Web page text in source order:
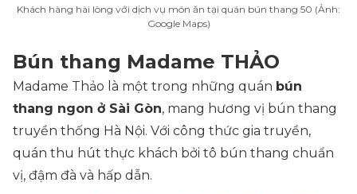
Khách hàng hài lòng với dịch vụ món ăn tại quán bún thang 50 (Ảnh:
Google Maps)
Bún thang Madame THẢO
Madame Thảo là một trong những quán bún
thang ngon ở Sài Gòn, mang hương vị bún thang
truyền thống Hà Nội. Với công thức gia truyền,
quán thu hút thực khách bởi tô bún thang chuẩn
vị, đậm đà và hấp dẫn.